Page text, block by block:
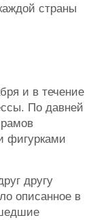
страны
и в течение
По давней
фигурками
другу
описанное в